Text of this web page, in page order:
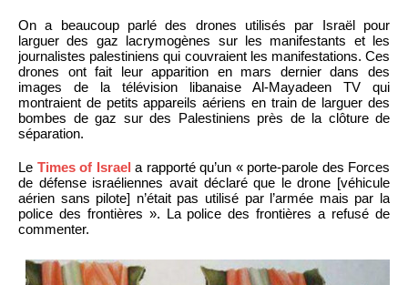
On a beaucoup parlé des drones utilisés par Israël pour
larguer des gaz lacrymogènes sur les manifestants et les
journalistes palestiniens qui couvraient les manifestations. Ces
drones ont fait leur apparition en mars dernier dans des
images de la télévision libanaise Al-Mayadeen TV qui
montraient de petits appareils aériens en train de larguer des
bombes de gaz sur des Palestiniens près de la clôture de
séparation.
Le Times of Israel a rapporté qu’un « porte-parole des Forces
de défense israéliennes avait déclaré que le drone [véhicule
aérien sans pilote] n’était pas utilisé par l’armée mais par la
police des frontières ». La police des frontières a refusé de
commenter.